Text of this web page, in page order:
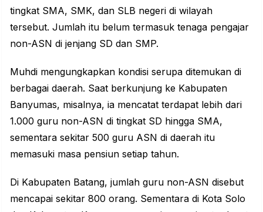
tingkat SMA, SMK, dan SLB negeri di wilayah
tersebut. Jumlah itu belum termasuk tenaga pengajar
non-ASN di jenjang SD dan SMP.
Muhdi mengungkapkan kondisi serupa ditemukan di
berbagai daerah. Saat berkunjung ke Kabupaten
Banyumas, misalnya, ia mencatat terdapat lebih dari
1.000 guru non-ASN di tingkat SD hingga SMA,
sementara sekitar 500 guru ASN di daerah itu
memasuki masa pensiun setiap tahun.
Di Kabupaten Batang, jumlah guru non-ASN disebut
mencapai sekitar 800 orang. Sementara di Kota Solo